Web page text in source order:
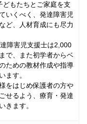
もたちとご家庭を支
いくべく、発達障害児
ど、人材育成にも尽力
障害児支援士は2,000
で、また初学者からベ
ための教材作成や指導
ます。
をはじめ保護者の方や
せるよう、療育・発達
きます。